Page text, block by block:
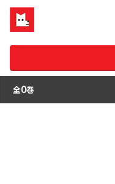
全0巻